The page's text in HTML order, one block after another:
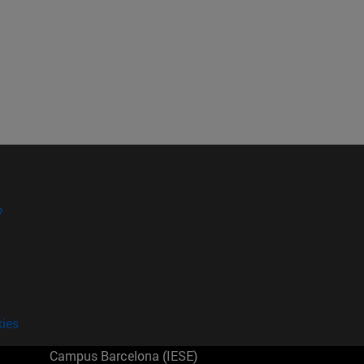
Campus Barcelona (IESE)